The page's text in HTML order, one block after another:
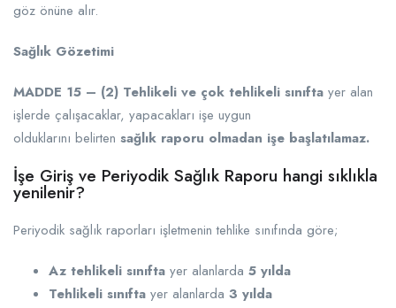
göz önüne alır.
Sağlık Gözetimi
MADDE 15 – (2) Tehlikeli ve çok tehlikeli sınıfta yer alan
işlerde çalışacaklar, yapacakları işe uygun
olduklarını belirten sağlık raporu olmadan işe başlatılamaz.
İşe Giriş ve Periyodik Sağlık Raporu hangi sıklıkla
yenilenir?
Periyodik sağlık raporları işletmenin tehlike sınıfında göre;
Az tehlikeli sınıfta yer alanlarda 5 yılda
Tehlikeli sınıfta yer alanlarda 3 yılda